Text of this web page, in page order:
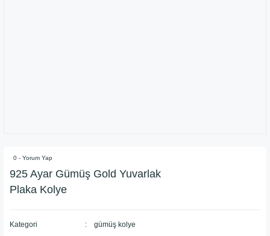
0 - Yorum Yap
925 Ayar Gümüş Gold Yuvarlak
Plaka Kolye
Kategori gümüş kolye